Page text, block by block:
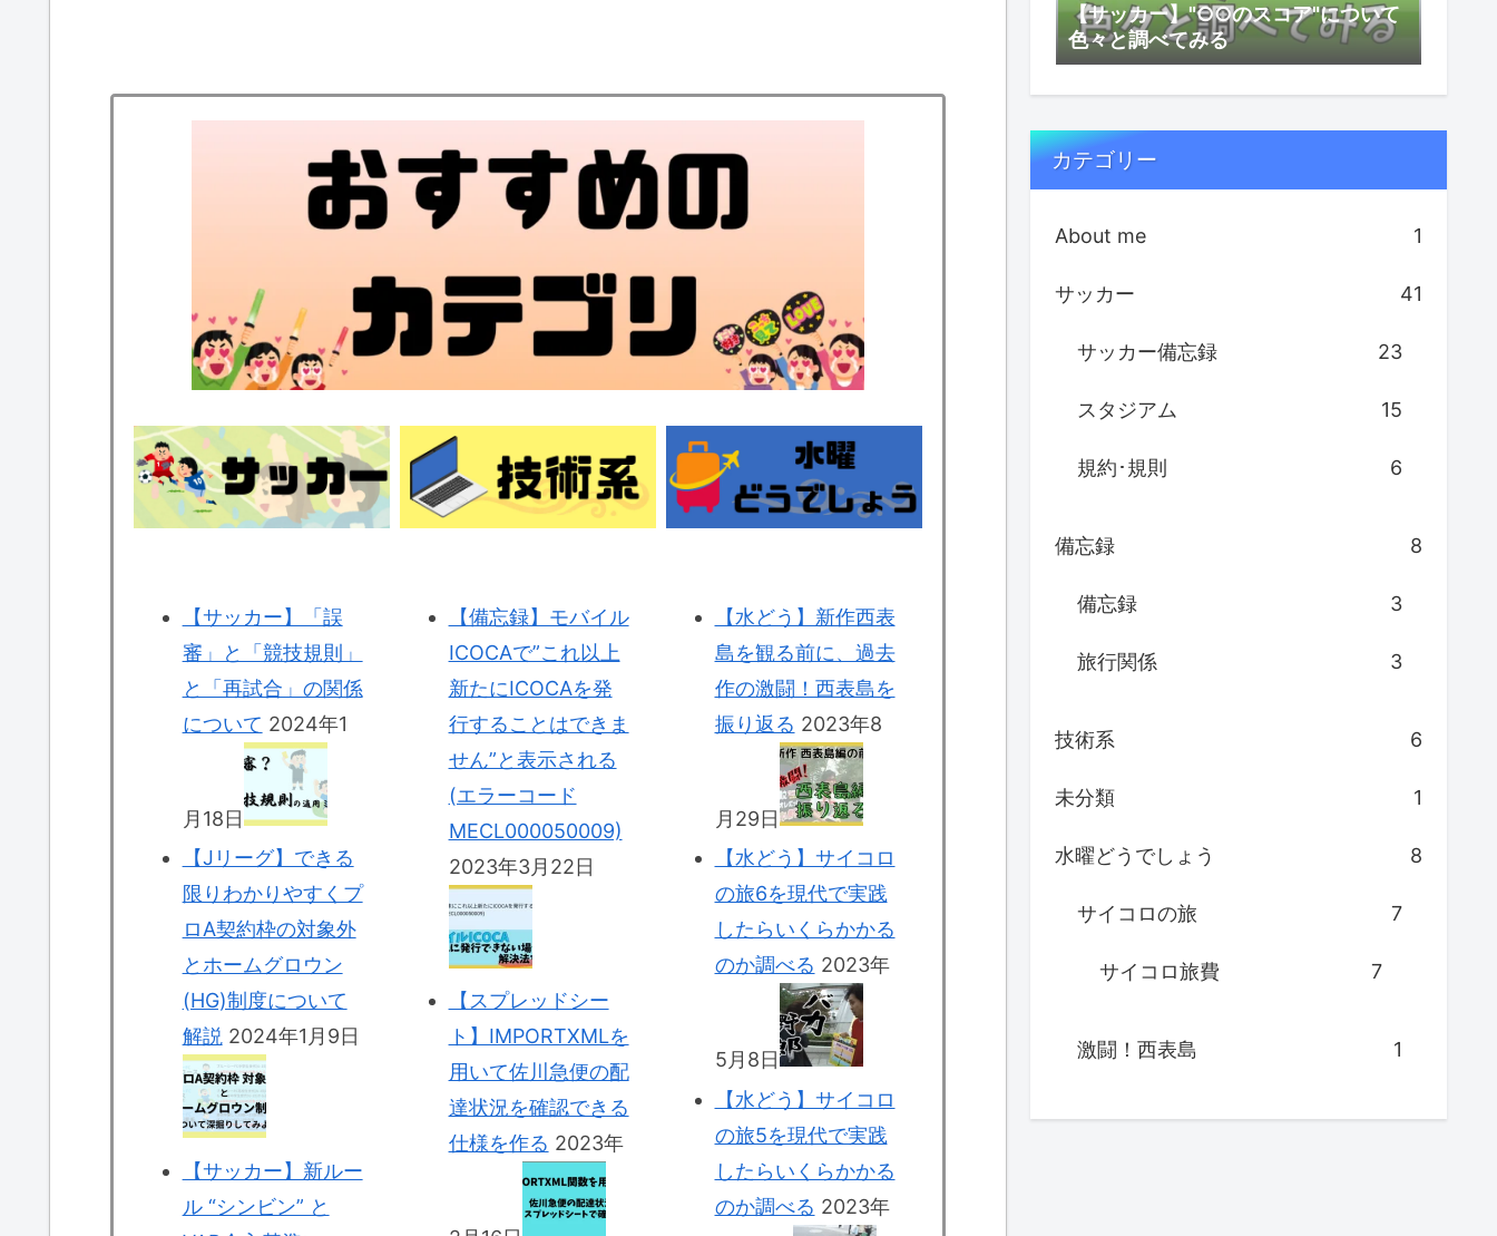
【サッカー】「誤
審」と「競技規則」
と「再試合」の関係
について 2024年1
月18日
【Jリーグ】できる
限りわかりやすくプ
ロA契約枠の対象外
とホームグロウン
(HG)制度について
解説2024年1月9日
【サッカー】新ルー
ル “シンビン” と
【備忘録】モバイル
ICOCAで”これ以上
新たにICOCAを発
行することはできま
せん”と表示される
(エラーコード
MECL000050009)
2023年3月22日
【スプレッドシー
ト】IMPORTXMLを
用いて佐川急便の配
達状況を確認できる
仕様を作る 2023年
【水どう】新作西表
島を観る前に、過去
作の激闘！西表島を
振り返る 2023年8
月29日
【水どう】サイコロ
の旅6を現代で実践
したらいくらかかる
のか調べる 2023年
5月8日
【水どう】サイコロ
の旅5を現代で実践
したらいくらかかる
のか調べる 2023年
【サッカー】"○○のスコア"について
色々と調べてみる
カテゴリー
About me 1
サッカー 41
サッカー備忘録 23
スタジアム 15
規約･規則 6
備忘録 8
備忘録 3
旅行関係 3
技術系 6
未分類 1
水曜どうでしょう 8
サイコロの旅 7
サイコロ旅費 7
激闘！西表島 1